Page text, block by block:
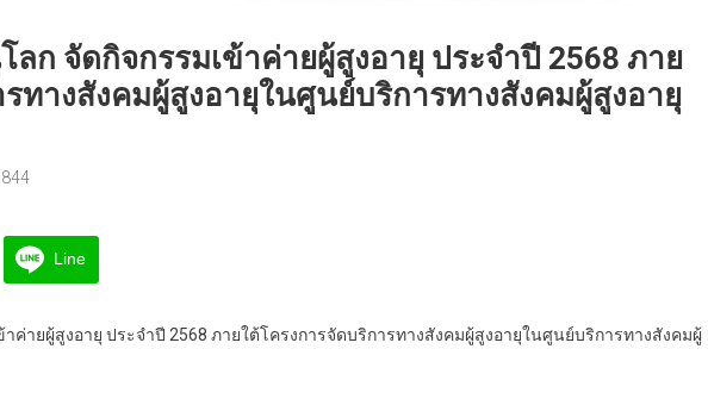
ก จัดกิจกรรมเข้าค่ายผู้สูงอายุ ประจำปี 2568 ภาย
ทางสังคมผู้สูงอายุในศูนย์บริการทางสังคมผู้สูงอายุ
Line
ายผู้สูงอายุ ประจำปี 2568 ภายใต้โครงการจัดบริการทางสังคมผู้สูงอายุในศูนย์บริการทางสังคมผู้